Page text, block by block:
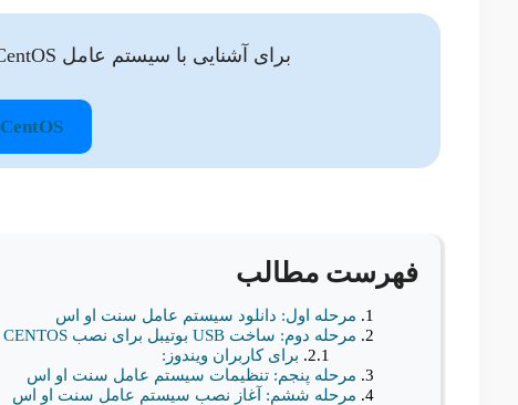
برای آشنایی با سیستم‌ عامل CentOS و کاربردها و مزایای آن کلیک نمایید:
CentOS چیست؟
فهرست مطالب
مرحله اول: دانلود سیستم عامل سنت او اس
مرحله دوم: ساخت USB بوتیبل برای نصب CENTOS
برای کاربران ویندوز:
مرحله پنجم: تنظیمات سیستم‌ عامل سنت او اس
مرحله ششم: آغاز نصب سیستم‌ عامل سنت او اس